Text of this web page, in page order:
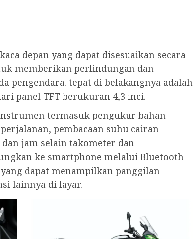
depan yang dapat disesuaikan secara
memberikan perlindungan dan
pengendara. tepat di belakangnya adalah
panel TFT berukuran 4,3 inci.
termasuk pengukur bahan
pembacaan suhu cairan
jam selain takometer dan
ke smartphone melalui Bluetooth
dapat menampilkan panggilan
lainnya di layar.